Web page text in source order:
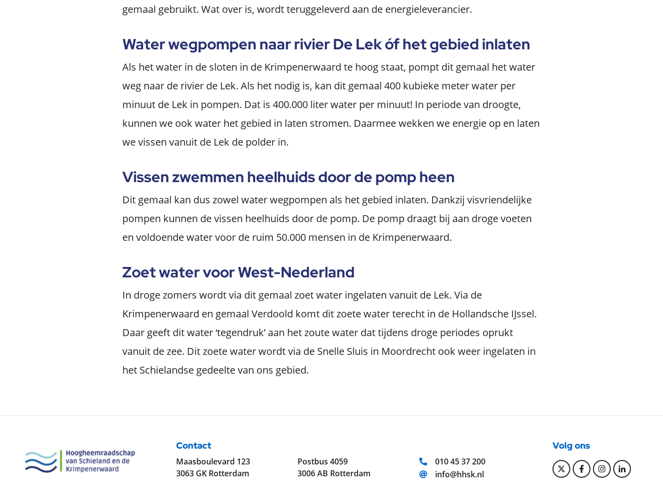
gemaal gebruikt. Wat over is, wordt teruggeleverd aan de energieleverancier.
Water wegpompen naar rivier De Lek óf het gebied inlaten
Als het water in de sloten in de Krimpenerwaard te hoog staat, pompt dit gemaal het water
weg naar de rivier de Lek. Als het nodig is, kan dit gemaal 400 kubieke meter water per
minuut de Lek in pompen. Dat is 400.000 liter water per minuut! In periode van droogte,
kunnen we ook water het gebied in laten stromen. Daarmee wekken we energie op en laten
we vissen vanuit de Lek de polder in.
Vissen zwemmen heelhuids door de pomp heen
Dit gemaal kan dus zowel water wegpompen als het gebied inlaten. Dankzij visvriendelijke
pompen kunnen de vissen heelhuids door de pomp. De pomp draagt bij aan droge voeten
en voldoende water voor de ruim 50.000 mensen in de Krimpenerwaard.
Zoet water voor West-Nederland
In droge zomers wordt via dit gemaal zoet water ingelaten vanuit de Lek. Via de
Krimpenerwaard en gemaal Verdoold komt dit zoete water terecht in de Hollandsche IJssel.
Daar geeft dit water ‘tegendruk’ aan het zoute water dat tijdens droge periodes oprukt
vanuit de zee. Dit zoete water wordt via de Snelle Sluis in Moordrecht ook weer ingelaten in
het Schielandse gedeelte van ons gebied.
Contact
Maasboulevard 123
3063 GK Rotterdam
Postbus 4059
3006 AB Rotterdam
Telefoonnummer:
010 45 37 200
E-mailadres:
info@hhsk.nl
Volg ons
Bekijk onze Twitter
Bekijk onze
Bekijk onze
Bekijk